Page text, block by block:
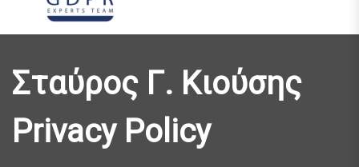
o GDPR Experts
Team
Σταύρος Γ. Κιούσης
Privacy Policy